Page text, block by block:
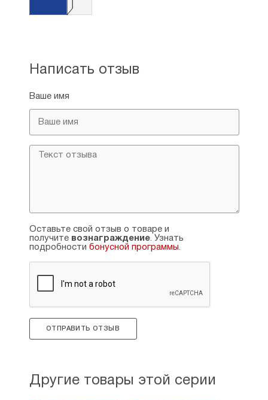
Написать отзыв
Ваше имя
Оставьте свой отзыв о товаре и
получите вознаграждение. Узнать
подробности бонусной программы.
ОТПРАВИТЬ ОТЗЫВ
Другие товары этой серии